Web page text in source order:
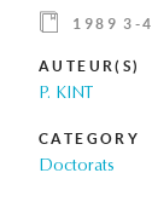
1989 3-4
AUTEUR(S)
P. KINT
CATEGORY
Doctorats